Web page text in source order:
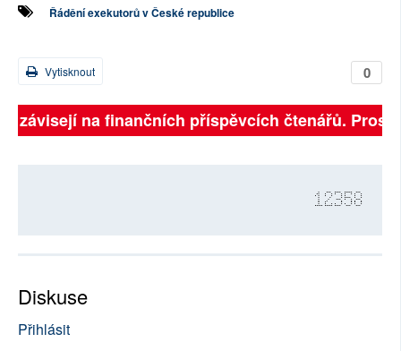
Řádění exekutorů v České republice
0
Vytisknout
závisejí na finančních příspěvcích čtenářů.
12358
Diskuse
Přihlásit